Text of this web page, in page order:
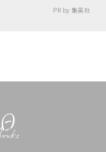
PR by 集英社